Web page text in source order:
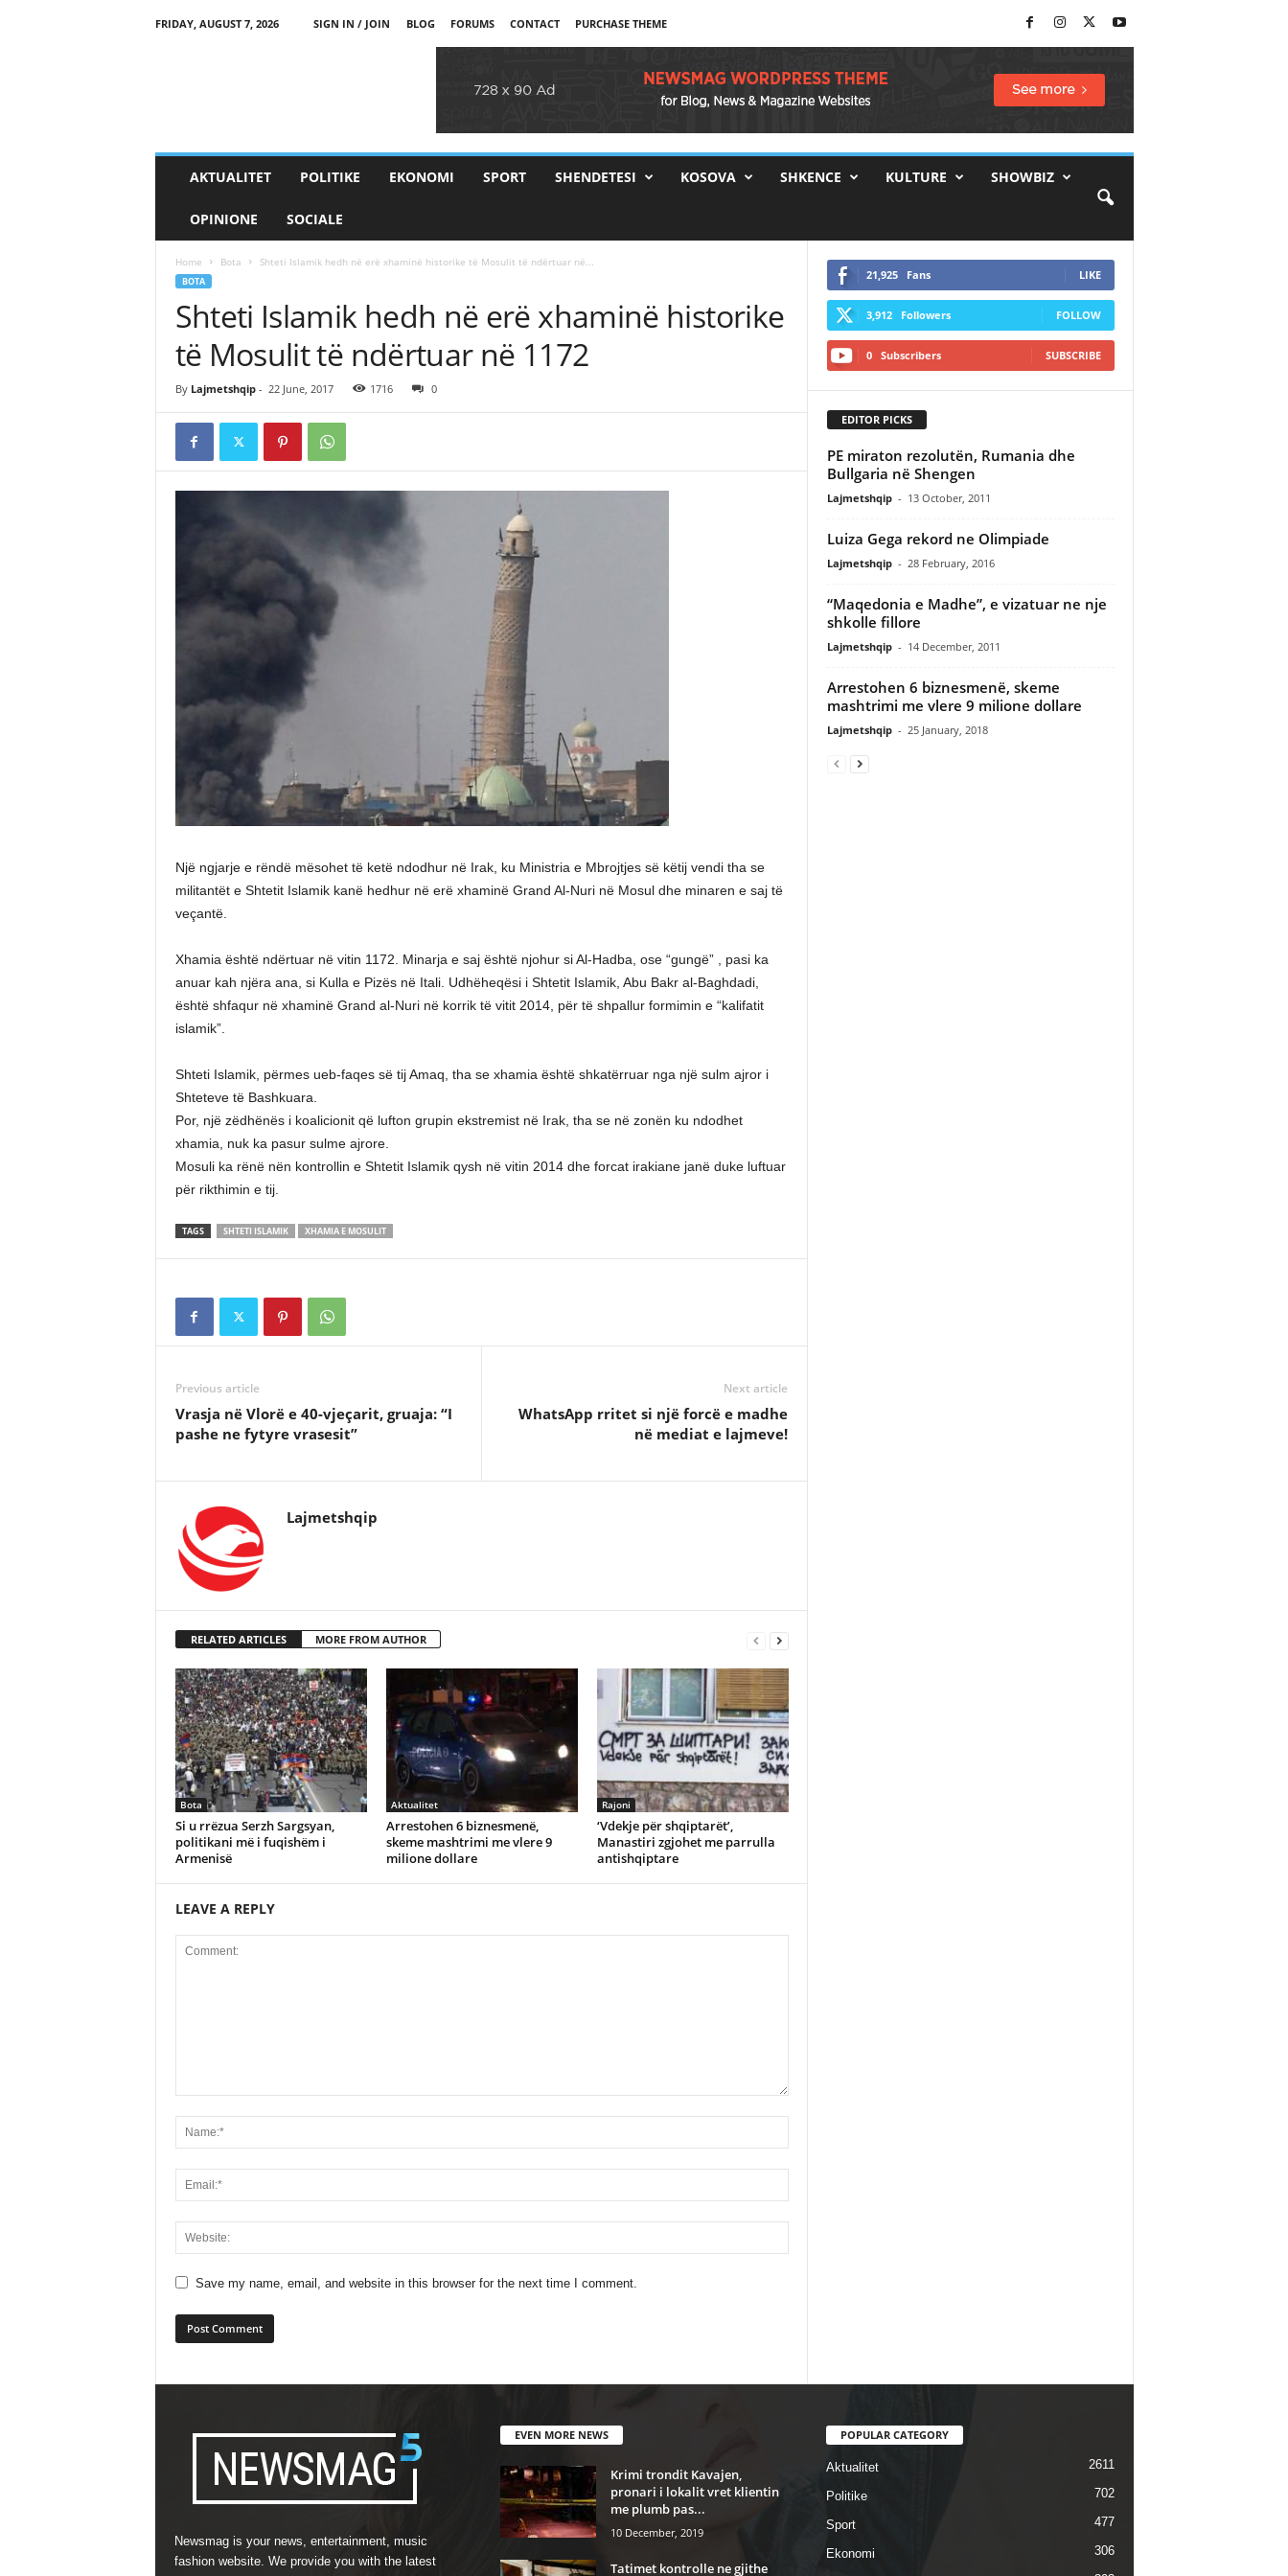
FRIDAY, AUGUST 7, 2026 SIGN IN / JOIN BLOG FORUMS CONTACT PURCHASE THEME
AKTUALITET POLITIKE EKONOMI SPORT SHENDETESI KOSOVA SHKENCE KULTURE SHOWBIZ
OPINIONE SOCIALE
Home Bota Shteti Islamik hedh në erë xhaminë historike të Mosulit të ndërtuar në...
BOTA
Shteti Islamik hedh në erë xhaminë historike
të Mosulit të ndërtuar në 1172
By Lajmetshqip- 22 June, 2017 1716 0
Një ngjarje e rëndë mësohet të ketë ndodhur në Irak, ku Ministria e Mbrojtjes së këtij vendi tha se
militantët e Shtetit Islamik kanë hedhur në erë xhaminë Grand Al-Nuri në Mosul dhe minaren e saj të
veçantë.
Xhamia është ndërtuar në vitin 1172. Minarja e saj është njohur si Al-Hadba, ose “gungë” , pasi ka
anuar kah njëra ana, si Kulla e Pizës në Itali. Udhëheqësi i Shtetit Islamik, Abu Bakr al-Baghdadi,
është shfaqur në xhaminë Grand al-Nuri në korrik të vitit 2014, për të shpallur formimin e “kalifatit
islamik”.
Shteti Islamik, përmes ueb-faqes së tij Amaq, tha se xhamia është shkatërruar nga një sulm ajror i
Shteteve të Bashkuara.
Por, një zëdhënës i koalicionit që lufton grupin ekstremist në Irak, tha se në zonën ku ndodhet
xhamia, nuk ka pasur sulme ajrore.
Mosuli ka rënë nën kontrollin e Shtetit Islamik qysh në vitin 2014 dhe forcat irakiane janë duke luftuar
për rikthimin e tij.
TAGS SHTETI ISLAMIK XHAMIA E MOSULIT
Previous article
Vrasja në Vlorë e 40-vjeçarit, gruaja: “I
pashe ne fytyre vrasesit”
Next article
WhatsApp rritet si një forcë e madhe
në mediat e lajmeve!
Lajmetshqip
RELATED ARTICLES MORE FROM AUTHOR
Bota
Si u rrëzua Serzh Sargsyan,
politikani më i fuqishëm i
Armenisë
Aktualitet
Arrestohen 6 biznesmenë,
skeme mashtrimi me vlere 9
milione dollare
Rajoni
‘Vdekje për shqiptarët’,
Manastiri zgjohet me parrulla
antishqiptare
LEAVE A REPLY
Save my name, email, and website in this browser for the next time I comment.
21,925 Fans LIKE
3,912 Followers FOLLOW
0 Subscribers SUBSCRIBE
EDITOR PICKS
PE miraton rezolutën, Rumania dhe
Bullgaria në Shengen
Lajmetshqip - 13 October, 2011
Luiza Gega rekord ne Olimpiade
Lajmetshqip - 28 February, 2016
“Maqedonia e Madhe”, e vizatuar ne nje
shkolle fillore
Lajmetshqip - 14 December, 2011
Arrestohen 6 biznesmenë, skeme
mashtrimi me vlere 9 milione dollare
Lajmetshqip - 25 January, 2018
Newsmag is your news, entertainment, music
fashion website. We provide you with the latest
EVEN MORE NEWS
Krimi trondit Kavajen,
pronari i lokalit vret klientin
me plumb pas...
10 December, 2019
Tatimet kontrolle ne gjithe
POPULAR CATEGORY
Aktualitet 2611
Politike 702
Sport 477
Ekonomi 306